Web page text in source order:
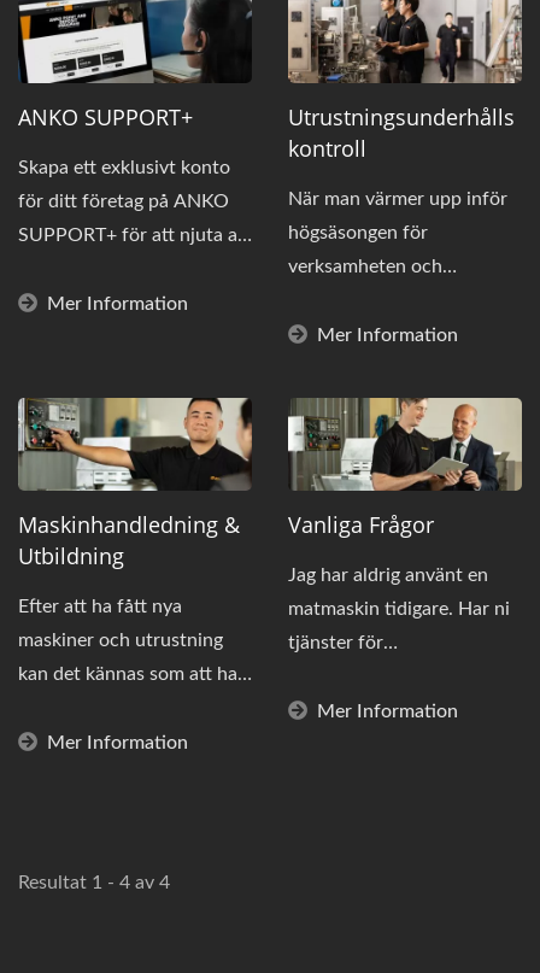
ANKO SUPPORT+
Skapa ett exklusivt konto
för ditt företag på ANKO
SUPPORT+ för att njuta av
Mer Information
Utrustningsunderhålls
Kontroll
När man värmer upp inför
högsäsongen för
verksamheten och
produktionslinjen...
Mer Information
Maskinhandledning &
Utbildning
Efter att ha fått nya
maskiner och utrustning
kan det kännas som att ha
Därför...Mer Information
Vanliga Frågor
Jag har aldrig använt en
matmaskin tidigare. Har ni
tjänster för
och utbildning...
Mer Information
Resultat 1 - 4 av 4